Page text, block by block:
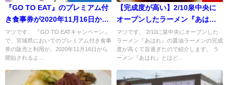
『GO TO EAT』のプレミアム付
き食事券が2020年11月16日から
販売！
マツです。 『GO TO EATキャンペーン』
で、宮城県においてのプレミアム付き食事
券の販売と利用が、2020年11月16日から
開始されるよ...
【完成度が高い】2/10泉中央に
オープンしたラーメン『あは
れ』の醤油ラーメンは旨過ぎ
る！
マツです。 2/10に泉中央にオープンした
ラーメン『あはれ』の醤油ラーメンの完成
度が高くて旨過ぎたので紹介します。 ラ
ーメン『あはれ』とはど...